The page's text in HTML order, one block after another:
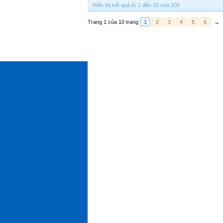
Hiển thị kết quả từ 1 đến 20 của 200
Trang 1 của 10 trang 1 2 3 4 5 6 →